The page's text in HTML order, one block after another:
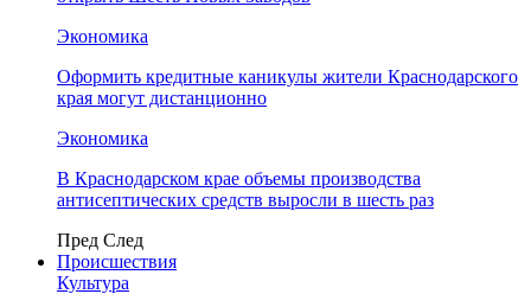
Экономика
Оформить кредитные каникулы жители Краснодарского
края могут дистанционно
Экономика
В Краснодарском крае объемы производства
антисептических средств выросли в шесть раз
Пред След
Происшествия
Культура